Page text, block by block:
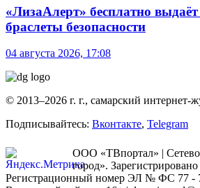
«ЛизаАлерт» бесплатно
браслеты безопасности
04 августа 2026, 17:08
© 2013–2026 г. г., самарский интернет-
Подписывайтесь: Вконтакте, Telegram
ООО «ТВпортал» |
город».
Регистрационный номер ЭЛ № ФС 77 -